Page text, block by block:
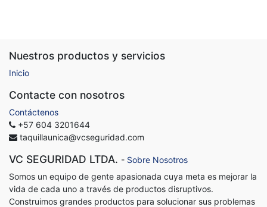
Nuestros productos y servicios
Inicio
Contacte con nosotros
Contáctenos
+57 604 3201644
taquillaunica@vcseguridad.com
VC SEGURIDAD LTDA. - Sobre Nosotros
Somos un equipo de gente apasionada cuya meta es mejorar la
vida de cada uno a través de productos disruptivos.
Construimos grandes productos para solucionar sus problemas